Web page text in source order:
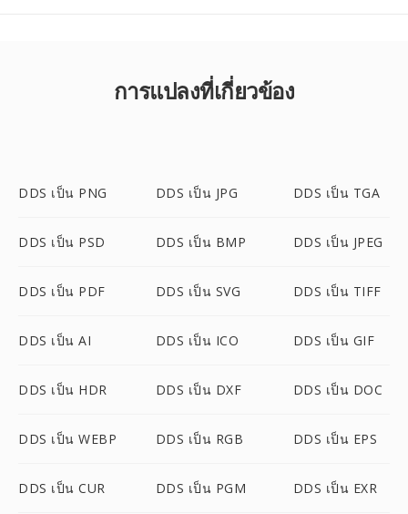
การแปลงที่เกี่ยวข้อง
DDS เป็น PNG DDS เป็น JPG DDS เป็น TGA
DDS เป็น PSD DDS เป็น BMP DDS เป็น JPEG
DDS เป็น PDF DDS เป็น SVG DDS เป็น TIFF
DDS เป็น AI DDS เป็น ICO DDS เป็น GIF
DDS เป็น HDR DDS เป็น DXF DDS เป็น DOC
DDS เป็น WEBP DDS เป็น RGB DDS เป็น EPS
DDS เป็น CUR DDS เป็น PGM DDS เป็น EXR